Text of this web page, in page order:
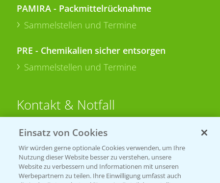
PAMIRA - Packmittelrücknahme
Sammelstellen und Termine
PRE - Chemikalien sicher entsorgen
Sammelstellen und Termine
Kontakt & Notfall
Beratung auf WhatsApp
T.+49 (0)174 346 564 1
KONTAKT
Einsatz von Cookies
Wir würden gerne optionale Cookies verwenden, um Ihre
Nutzung dieser Website besser zu verstehen, unsere
Website zu verbessern und Informationen mit unseren
Werbepartnern zu teilen. Ihre Einwilligung umfasst auch